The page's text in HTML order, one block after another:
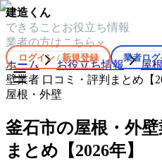
建造くん
できること お役立ち情報
業者の方はこちら
ログイン / 新規登録 業者ログ
ホーム お役立ち情報 屋
壁業者 口コミ・評判まとめ【
屋根・外壁
釜石市の屋根・外
まとめ【2026年】